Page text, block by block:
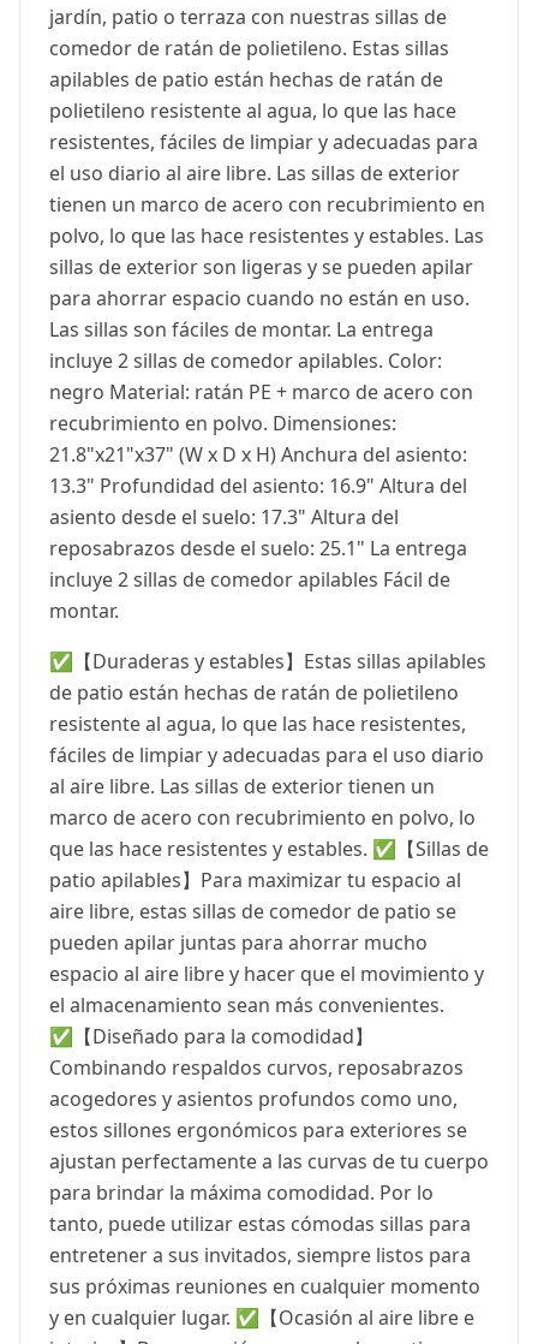
jardín, patio o terraza con nuestras sillas de
comedor de ratán de polietileno. Estas sillas
apilables de patio están hechas de ratán de
polietileno resistente al agua, lo que las hace
resistentes, fáciles de limpiar y adecuadas para
el uso diario al aire libre. Las sillas de exterior
tienen un marco de acero con recubrimiento en
polvo, lo que las hace resistentes y estables. Las
sillas de exterior son ligeras y se pueden apilar
para ahorrar espacio cuando no están en uso.
Las sillas son fáciles de montar. La entrega
incluye 2 sillas de comedor apilables. Color:
negro Material: ratán PE + marco de acero con
recubrimiento en polvo. Dimensiones:
21.8"x21"x37" (W x D x H) Anchura del asiento:
13.3" Profundidad del asiento: 16.9" Altura del
asiento desde el suelo: 17.3" Altura del
reposabrazos desde el suelo: 25.1" La entrega
incluye 2 sillas de comedor apilables Fácil de
montar.
✅【Duraderas y estables】Estas sillas apilables
de patio están hechas de ratán de polietileno
resistente al agua, lo que las hace resistentes,
fáciles de limpiar y adecuadas para el uso diario
al aire libre. Las sillas de exterior tienen un
marco de acero con recubrimiento en polvo, lo
que las hace resistentes y estables. ✅【Sillas de
patio apilables】Para maximizar tu espacio al
aire libre, estas sillas de comedor de patio se
pueden apilar juntas para ahorrar mucho
espacio al aire libre y hacer que el movimiento y
el almacenamiento sean más convenientes.
✅【Diseñado para la comodidad】
Combinando respaldos curvos, reposabrazos
acogedores y asientos profundos como uno,
estos sillones ergonómicos para exteriores se
ajustan perfectamente a las curvas de tu cuerpo
para brindar la máxima comodidad. Por lo
tanto, puede utilizar estas cómodas sillas para
entretener a sus invitados, siempre listos para
sus próximas reuniones en cualquier momento
y en cualquier lugar. ✅【Ocasión al aire libre e